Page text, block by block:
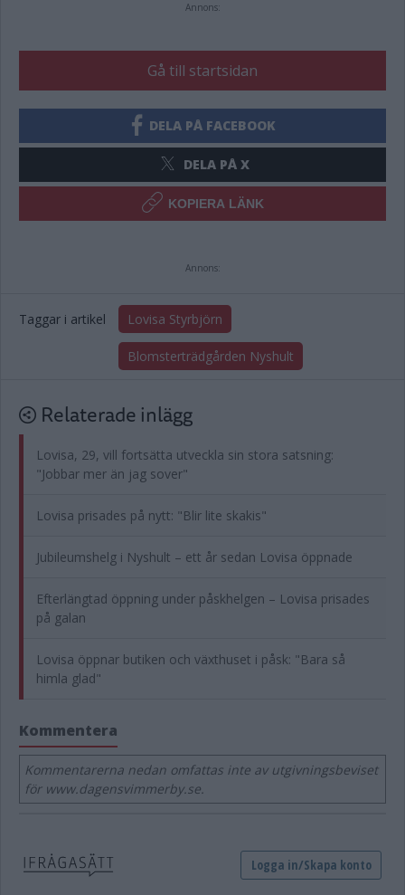
Annons:
Gå till startsidan
DELA PÅ FACEBOOK
DELA PÅ X
KOPIERA LÄNK
Annons:
Taggar i artikel Lovisa Styrbjörn
Blomsterträdgården Nyshult
Relaterade inlägg
Lovisa, 29, vill fortsätta utveckla sin stora satsning:
"Jobbar mer än jag sover"
Lovisa prisades på nytt: "Blir lite skakis"
Jubileumshelg i Nyshult – ett år sedan Lovisa öppnade
Efterlängtad öppning under påskhelgen – Lovisa prisades
på galan
Lovisa öppnar butiken och växthuset i påsk: "Bara så
himla glad"
Kommentera
Kommentarerna nedan omfattas inte av utgivningsbeviset
för www.dagensvimmerby.se.